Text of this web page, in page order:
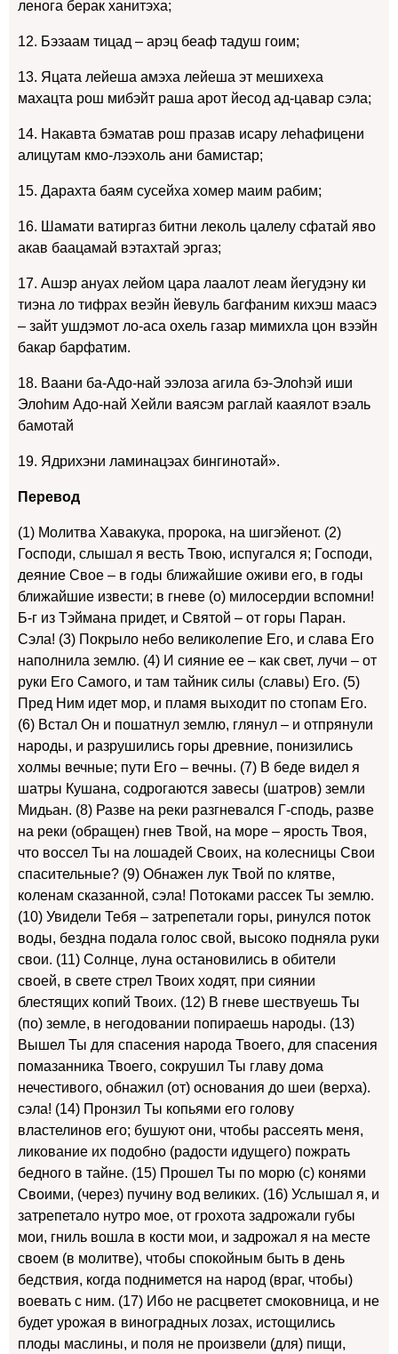
ленога берак ханитэха;
12. Бэзаам тицад – арэц беаф тадуш гоим;
13. Яцата лейеша амэха лейеша эт мешихеха
махацта рош мибэйт раша арот йесод ад-цавар сэла;
14. Накавта бэматав рош празав исару леhафицени
алицутам кмо-лээхоль ани бамистар;
15. Дарахта баям сусейха хомер маим рабим;
16. Шамати ватиргаз битни леколь цалелу сфатай яво
акав баацамай вэтахтай эргаз;
17. Ашэр ануах лейом цара лаалот леам йегудэну ки
тиэна ло тифрах веэйн йевуль багфаним кихэш маасэ
– зайт ушдэмот ло-аса охель газар мимихла цон вээйн
бакар барфатим.
18. Ваани ба-Адо-най ээлоза агила бэ-Элоhэй иши
Элоhим Адо-най Хейли ваясэм раглай кааялот вэаль
бамотай
19. Ядрихэни ламинацэах бингинотай».
Перевод
(1) Молитва Хавакука, пророка, на шигэйенот. (2)
Господи, слышал я весть Твою, испугался я; Господи,
деяние Свое – в годы ближайшие оживи его, в годы
ближайшие извести; в гневе (о) милосердии вспомни!
Б-г из Тэймана придет, и Святой – от горы Паран.
Сэла! (3) Покрыло небо великолепие Его, и слава Его
наполнила землю. (4) И сияние ее – как свет, лучи – от
руки Его Самого, и там тайник силы (славы) Его. (5)
Пред Ним идет мор, и пламя выходит по стопам Его.
(6) Встал Он и пошатнул землю, глянул – и отпрянули
народы, и разрушились горы древние, понизились
холмы вечные; пути Его – вечны. (7) В беде видел я
шатры Кушана, содрогаются завесы (шатров) земли
Мидьан. (8) Разве на реки разгневался Г-сподь, разве
на реки (обращен) гнев Твой, на море – ярость Твоя,
что воссел Ты на лошадей Своих, на колесницы Свои
спасительные? (9) Обнажен лук Твой по клятве,
коленам сказанной, сэла! Потоками рассек Ты землю.
(10) Увидели Тебя – затрепетали горы, ринулся поток
воды, бездна подала голос свой, высоко подняла руки
свои. (11) Солнце, луна остановились в обители
своей, в свете стрел Твоих ходят, при сиянии
блестящих копий Твоих. (12) В гневе шествуешь Ты
(по) земле, в негодовании попираешь народы. (13)
Вышел Ты для спасения народа Твоего, для спасения
помазанника Твоего, сокрушил Ты главу дома
нечестивого, обнажил (от) основания до шеи (верха).
сэла! (14) Пронзил Ты копьями его голову
властелинов его; бушуют они, чтобы рассеять меня,
ликование их подобно (радости идущего) пожрать
бедного в тайне. (15) Прошел Ты по морю (с) конями
Своими, (через) пучину вод великих. (16) Услышал я, и
затрепетало нутро мое, от грохота задрожали губы
мои, гниль вошла в кости мои, и задрожал я на месте
своем (в молитве), чтобы спокойным быть в день
бедствия, когда поднимется на народ (враг, чтобы)
воевать с ним. (17) Ибо не расцветет смоковница, и не
будет урожая в виноградных лозах, истощились
плоды маслины, и поля не произвели (для) пищи,